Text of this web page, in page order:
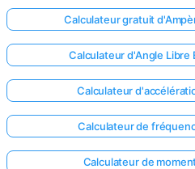
Calculateur gratuit
Calculateur d'Angle Libre
Calculateur
Calculateur de
Calculateur de